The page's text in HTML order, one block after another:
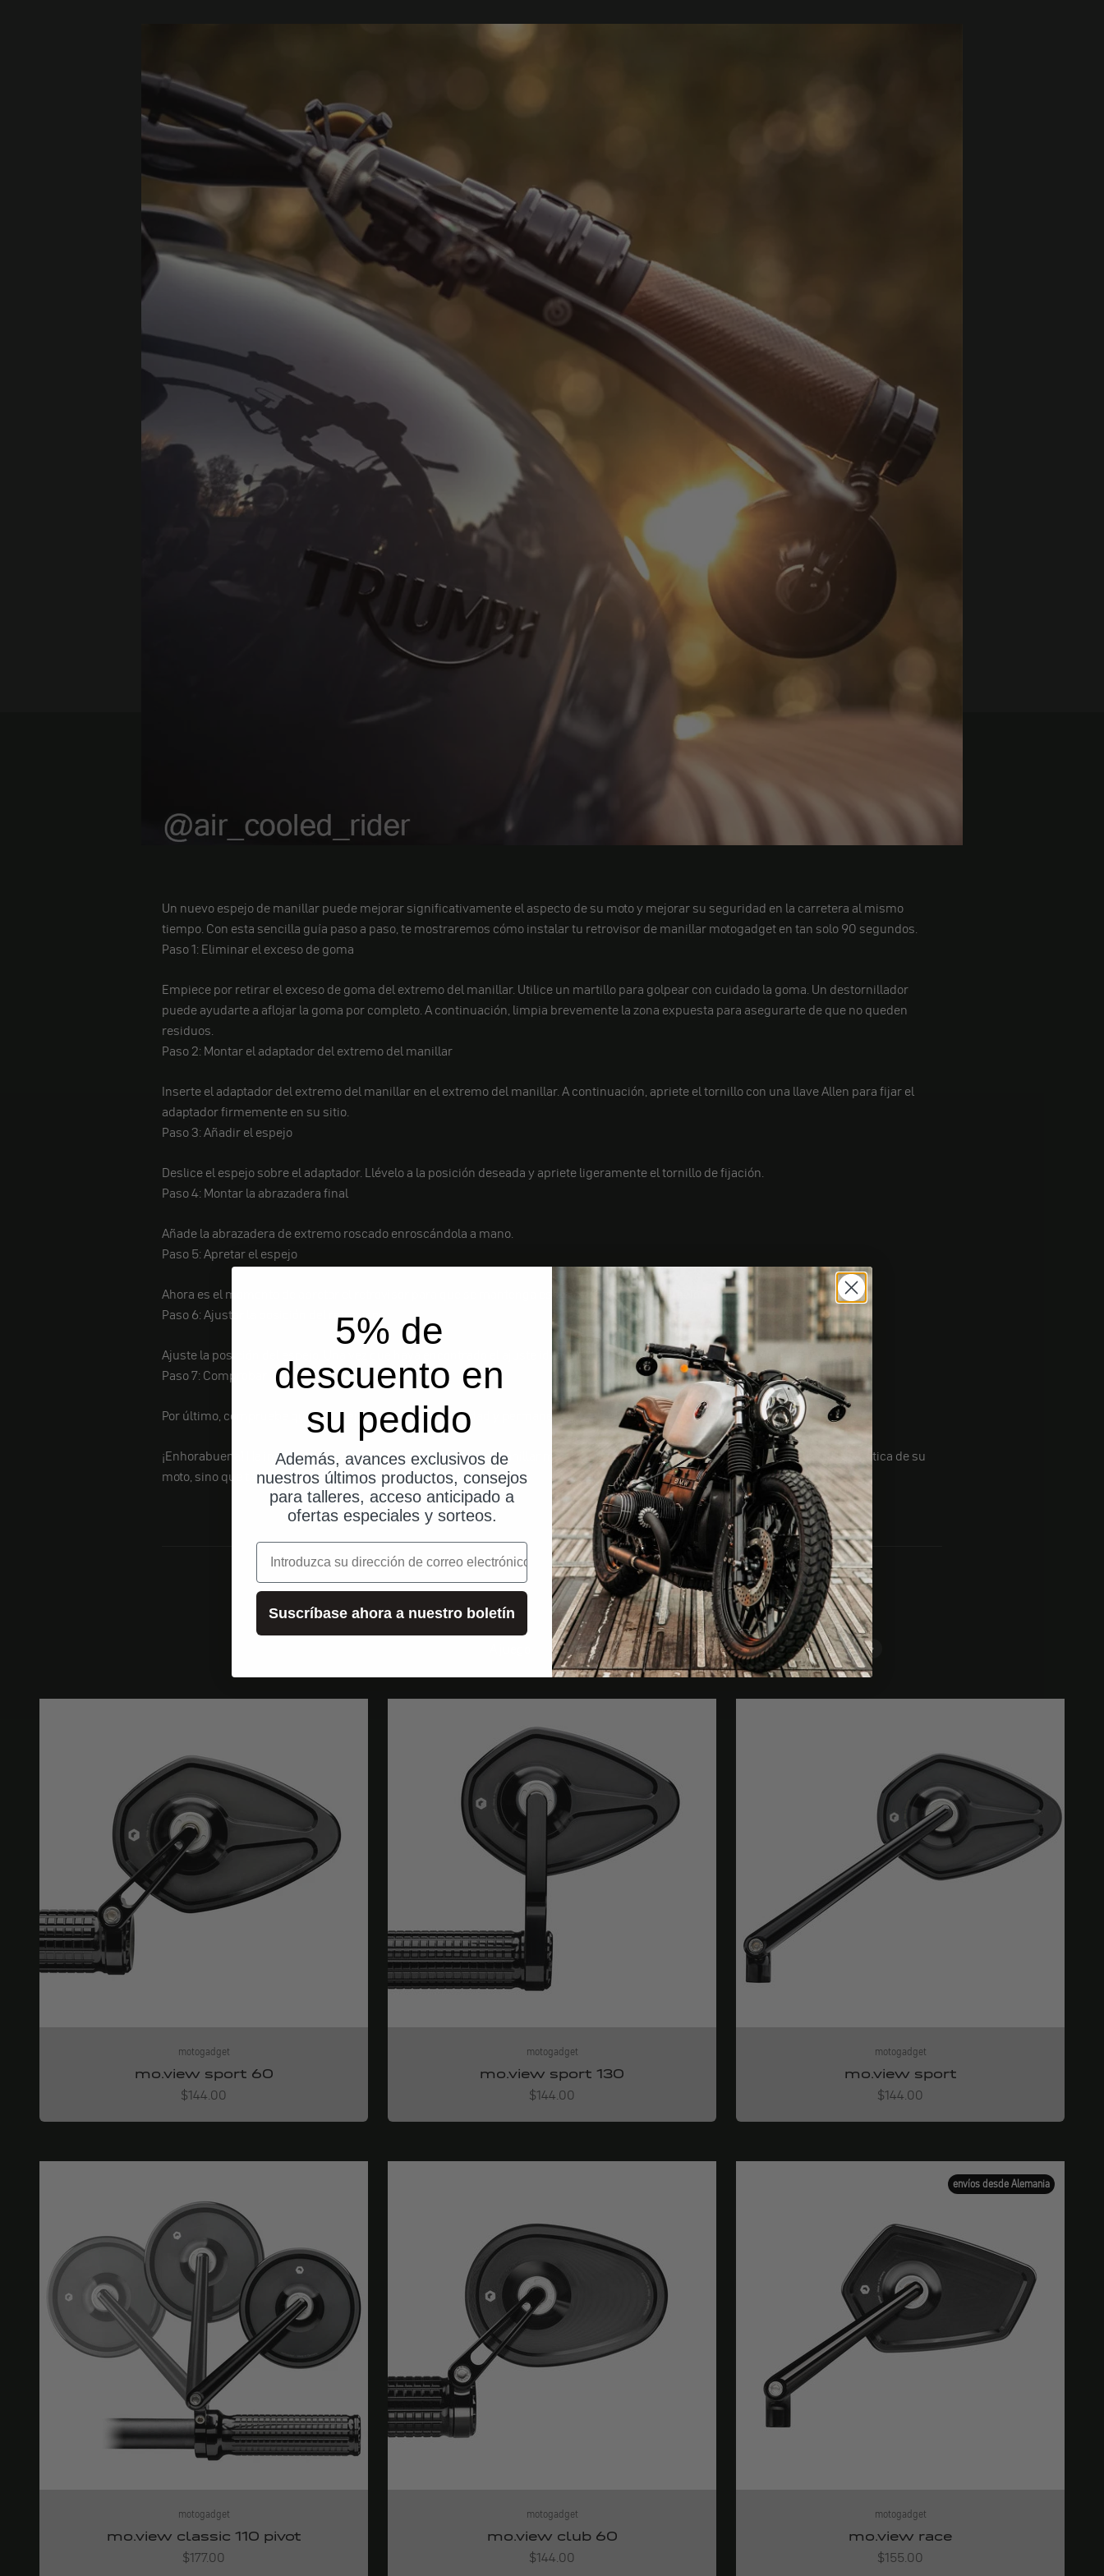
Un nuevo espejo de manillar puede mejorar significativamente el aspecto de su moto y mejorar su seguridad en la carretera al mismo
tiempo. Con esta sencilla guía paso a paso, te mostraremos cómo instalar tu retrovisor de manillar motogadget en tan solo 90 segundos.
Paso 1: Eliminar el exceso de goma
Empiece por retirar el exceso de goma del extremo del manillar. Utilice un martillo para golpear con cuidado la goma. Un destornillador
puede ayudarte a aflojar la goma por completo. A continuación, limpia brevemente la zona expuesta para asegurarte de que no queden
residuos.
Paso 2: Montar el adaptador del extremo del manillar
Inserte el adaptador del extremo del manillar en el extremo del manillar. A continuación, apriete el tornillo con una llave Allen para fijar el
adaptador firmemente en su sitio.
Paso 3: Añadir el espejo
Deslice el espejo sobre el adaptador. Llévelo a la posición deseada y apriete ligeramente el tornillo de fijación.
Paso 4: Montar la abrazadera final
Añade la abrazadera de extremo roscado enroscándola a mano.
Paso 5: Apretar el espejo
Ahora es el momento de apretar el retrovisor para que se mantenga estable durante la conducción.
Paso 6: Ajustar la posición del retrovisor
Ajuste la posición del espejo. Una vez que haya encontrado el ajuste ideal, vuelva a apretar la fijación para asegurar la posición.
Paso 7: Comprobar la función de plegado
Por último, compruebe que el espejo se pliega con facilidad y permanece fijo en su posición.
¡Enhorabuena! Ha instalado correctamente su retrovisor de manillar motogadget. Esta sencilla instalación no sólo mejora la estética de su
moto, sino que también aumenta su visibilidad y seguridad.
Ver todos
motogadget
mo.view sport 60
Angebot
$144.00
motogadget
mo.view sport 130
Angebot
$144.00
motogadget
mo.view sport
Angebot
$144.00
motogadget
mo.view classic 110 pivot
Angebot
$177.00
motogadget
mo.view club 60
Angebot
$144.00
envíos desde Alemania
motogadget
mo.view race
Angebot
$155.00
5% de
descuento en
su pedido
Además, avances exclusivos de
nuestros últimos productos, consejos
para talleres, acceso anticipado a
ofertas especiales y sorteos.
correo electrónico
Suscríbase ahora a nuestro boletín